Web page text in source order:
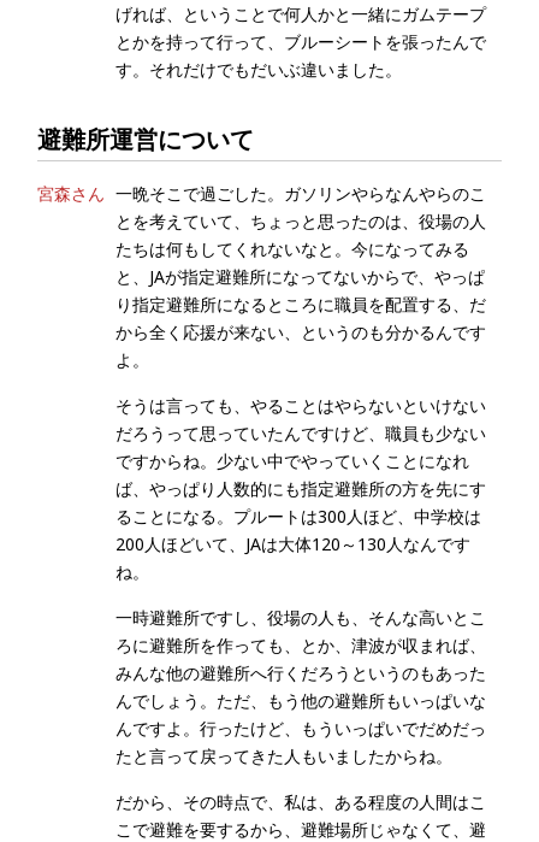
げれば、ということで何人かと一緒にガムテープ
とかを持って行って、ブルーシートを張ったんで
す。それだけでもだいぶ違いました。
避難所運営について
宮森さん 一晩そこで過ごした。ガソリンやらなんやらのこ
とを考えていて、ちょっと思ったのは、役場の人
たちは何もしてくれないなと。今になってみる
と、JAが指定避難所になってないからで、やっぱ
り指定避難所になるところに職員を配置する、だ
から全く応援が来ない、というのも分かるんです
よ。
そうは言っても、やることはやらないといけない
だろうって思っていたんですけど、職員も少ない
ですからね。少ない中でやっていくことになれ
ば、やっぱり人数的にも指定避難所の方を先にす
ることになる。プルートは300人ほど、中学校は
200人ほどいて、JAは大体120～130人なんです
ね。
一時避難所ですし、役場の人も、そんな高いとこ
ろに避難所を作っても、とか、津波が収まれば、
みんな他の避難所へ行くだろうというのもあった
んでしょう。ただ、もう他の避難所もいっぱいな
んですよ。行ったけど、もういっぱいでだめだっ
たと言って戻ってきた人もいましたからね。
だから、その時点で、私は、ある程度の人間はこ
こで避難を要するから、避難場所じゃなくて、避